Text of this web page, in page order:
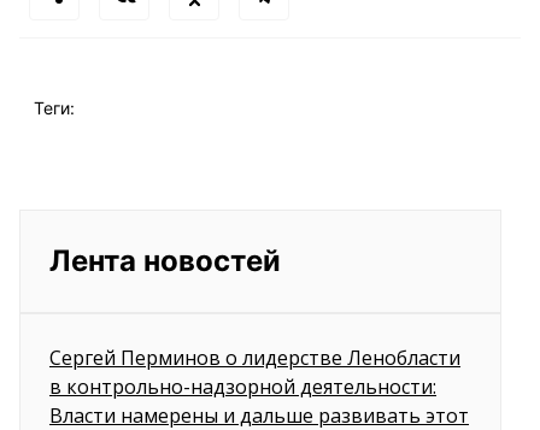
Теги:
Лента новостей
Сергей Перминов о лидерстве Ленобласти
в контрольно-надзорной деятельности:
Власти намерены и дальше развивать этот